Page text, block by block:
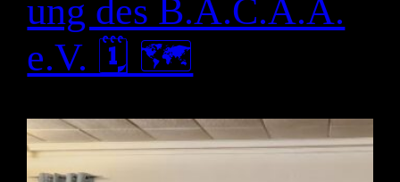
ung des B.A.C.A.A.
e.V. 🗓 🗺